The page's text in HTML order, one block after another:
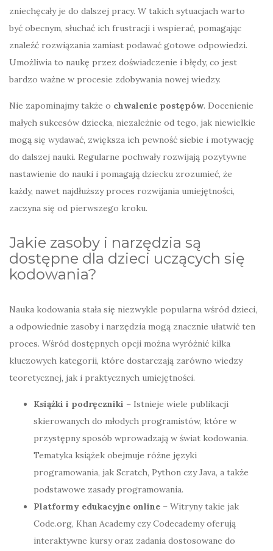
zniechęcały je do dalszej pracy. W takich sytuacjach warto
być obecnym, słuchać ich frustracji i wspierać, pomagając
znaleźć rozwiązania zamiast podawać gotowe odpowiedzi.
Umożliwia to naukę przez doświadczenie i błędy, co jest
bardzo ważne w procesie zdobywania nowej wiedzy.
Nie zapominajmy także o chwalenie postępów. Docenienie
małych sukcesów dziecka, niezależnie od tego, jak niewielkie
mogą się wydawać, zwiększa ich pewność siebie i motywację
do dalszej nauki. Regularne pochwały rozwijają pozytywne
nastawienie do nauki i pomagają dziecku zrozumieć, że
każdy, nawet najdłuższy proces rozwijania umiejętności,
zaczyna się od pierwszego kroku.
Jakie zasoby i narzędzia są
dostępne dla dzieci uczących się
kodowania?
Nauka kodowania stała się niezwykle popularna wśród dzieci,
a odpowiednie zasoby i narzędzia mogą znacznie ułatwić ten
proces. Wśród dostępnych opcji można wyróżnić kilka
kluczowych kategorii, które dostarczają zarówno wiedzy
teoretycznej, jak i praktycznych umiejętności.
Książki i podręczniki – Istnieje wiele publikacji
skierowanych do młodych programistów, które w
przystępny sposób wprowadzają w świat kodowania.
Tematyka książek obejmuje różne języki
programowania, jak Scratch, Python czy Java, a także
podstawowe zasady programowania.
Platformy edukacyjne online – Witryny takie jak
Code.org, Khan Academy czy Codecademy oferują
interaktywne kursy oraz zadania dostosowane do